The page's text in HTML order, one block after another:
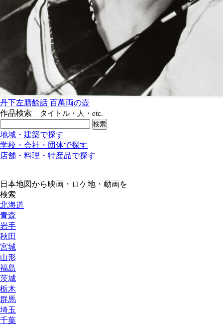
丹下左膳餘話 百萬両の壺
作品検索
タイトル・人・etc.
地域・建築で探す
学校・会社・団体で探す
店舗・料理・特産品で探す
日本地図から映画・ロケ地・動画を
検索
北海道
青森
岩手
秋田
宮城
山形
福島
茨城
栃木
群馬
埼玉
千葉